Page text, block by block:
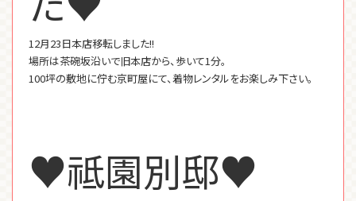
12月23日本店移転しました!!
場所は茶碗坂沿いで旧本店から、歩いて1分。
100坪の敷地に佇む京町屋にて、着物レンタルをお楽しみ下さい。
♥祗園別邸♥